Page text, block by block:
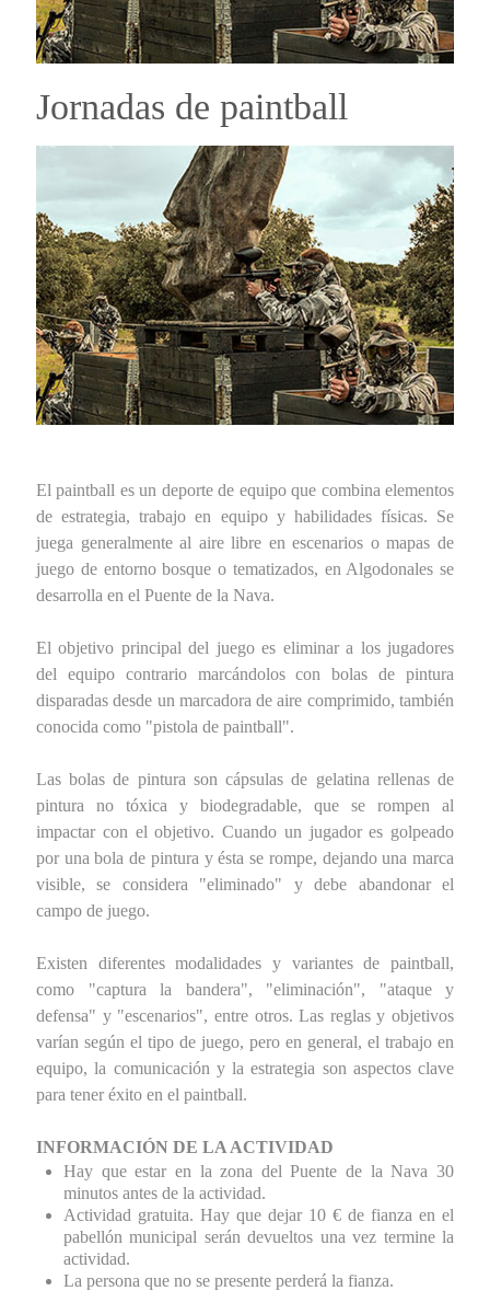
Jornadas de paintball
El paintball es un deporte de equipo que combina elementos
de estrategia, trabajo en equipo y habilidades físicas. Se
juega generalmente al aire libre en escenarios o mapas de
juego de entorno bosque o tematizados, en Algodonales se
desarrolla en el Puente de la Nava.
El objetivo principal del juego es eliminar a los jugadores
del equipo contrario marcándolos con bolas de pintura
disparadas desde un marcadora de aire comprimido, también
conocida como "pistola de paintball".
Las bolas de pintura son cápsulas de gelatina rellenas de
pintura no tóxica y biodegradable, que se rompen al
impactar con el objetivo. Cuando un jugador es golpeado
por una bola de pintura y ésta se rompe, dejando una marca
visible, se considera "eliminado" y debe abandonar el
campo de juego.
Existen diferentes modalidades y variantes de paintball,
como "captura la bandera", "eliminación", "ataque y
defensa" y "escenarios", entre otros. Las reglas y objetivos
varían según el tipo de juego, pero en general, el trabajo en
equipo, la comunicación y la estrategia son aspectos clave
para tener éxito en el paintball.
INFORMACIÓN DE LA ACTIVIDAD
Hay que estar en la zona del Puente de la Nava 30
minutos antes de la actividad.
Actividad gratuita. Hay que dejar 10 € de fianza en el
pabellón municipal serán devueltos una vez termine la
actividad.
La persona que no se presente perderá la fianza.